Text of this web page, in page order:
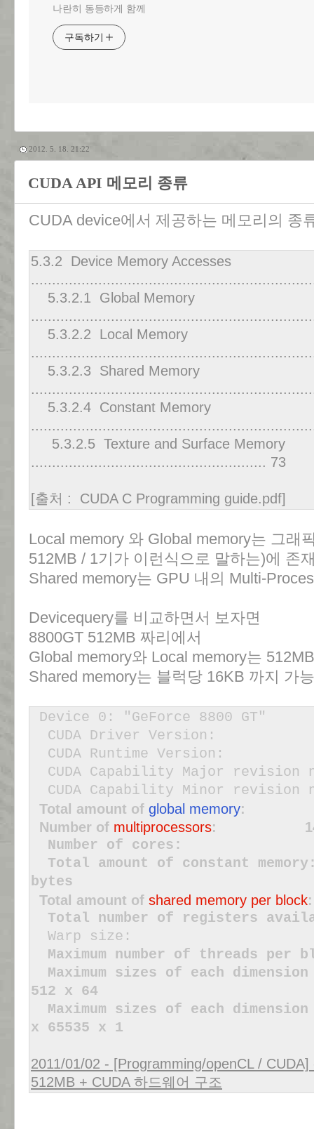
나란히 동등하게 함께
구독하기
2012. 5. 18. 21:22
CUDA API 메모리 종류
CUDA device에서 제공하는 메모리의 종
5.3.2 Device Memory Accesses
5.3.2.1 Global Memory
5.3.2.2 Local Memory
5.3.2.3 Shared Memory
5.3.2.4 Constant Memory
5.3.2.5 Texture and Surface Memory
........................................................ 73
[출처 : CUDA C Programming guide.pdf]
Local memory 와 Global memory는 그래
512MB / 1기가 이런식으로 말하는)에 존
Shared memory는 GPU 내의 Multi-
Devicequery를 비교하면서 보자면
8800GT 512MB 짜리에서
Global memory와 Local memory는
Shared memory는 블럭당 16KB 까지 가
Device 0: "GeForce 8800 GT"
CUDA Driver
CUDA Runtime
CUDA Capability Major
CUDA Capability Minor
Total amount of global memory:
Number of multiprocessors:
Number of
Total amount of
bytes
Total amount of shared memory per block
Total number of registers
Warp
Maximum number of
Maximum sizes of each
512 x 64
Maximum sizes of each
x 65535 x 1
2011/01/02 - [Programming/openCL /
512MB + CUDA 하드웨어 구조